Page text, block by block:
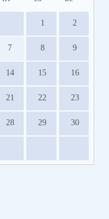
1 2
7 8 9
14 15 16
21 22 23
28 29 30